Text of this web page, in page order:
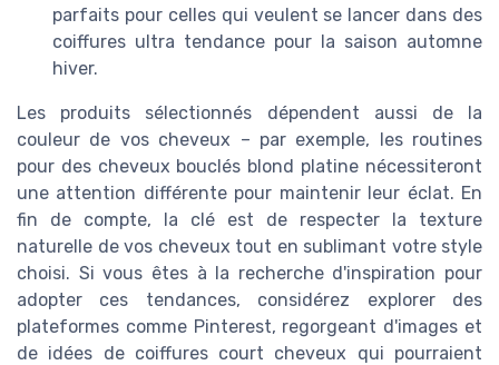
parfaits pour celles qui veulent se lancer dans des
coiffures ultra tendance pour la saison automne
hiver.
Les produits sélectionnés dépendent aussi de la
couleur de vos cheveux – par exemple, les routines
pour des cheveux bouclés blond platine nécessiteront
une attention différente pour maintenir leur éclat. En
fin de compte, la clé est de respecter la texture
naturelle de vos cheveux tout en sublimant votre style
choisi. Si vous êtes à la recherche d'inspiration pour
adopter ces tendances, considérez explorer des
plateformes comme Pinterest, regorgeant d'images et
de idées de coiffures court cheveux qui pourraient